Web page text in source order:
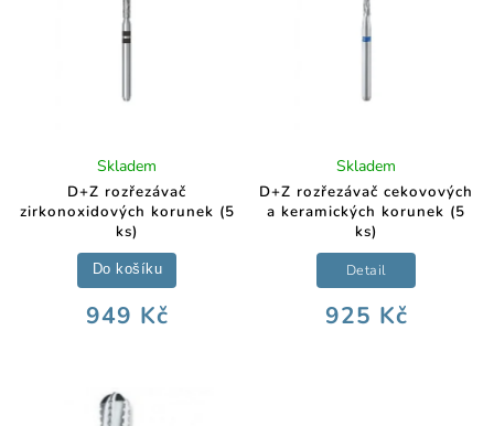
D+Z rozřezávač
zirkonoxidových korunek (5
ks)
Skladem
949 Kč
Do košíku
D+Z rozřezávač cekovových
a keramických korunek (5
ks)
Skladem
925 Kč
Detail